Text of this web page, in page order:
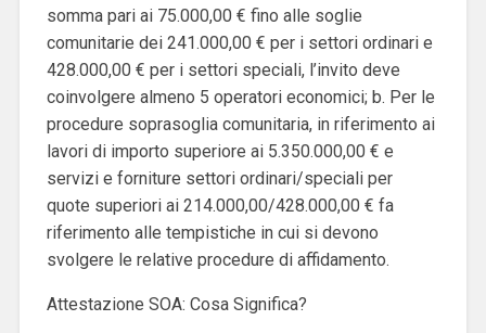
somma pari ai 75.000,00 € fino alle soglie
comunitarie dei 241.000,00 € per i settori ordinari e
428.000,00 € per i settori speciali, l’invito deve
coinvolgere almeno 5 operatori economici; b. Per le
procedure soprasoglia comunitaria, in riferimento ai
lavori di importo superiore ai 5.350.000,00 € e
servizi e forniture settori ordinari/speciali per
quote superiori ai 214.000,00/428.000,00 € fa
riferimento alle tempistiche in cui si devono
svolgere le relative procedure di affidamento.
Attestazione SOA: Cosa Significa?